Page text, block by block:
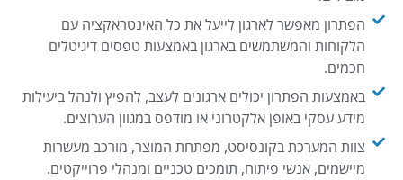
הפתרון מאפשר לארגון לייעל את כל האינטראקציה עם
הלקוחות והמשתמשים בארגון באמצעות טפסים דיגיטלים
חכמים.
באמצעות הפתרון יכולים ארגונים לעצב, להפיץ ולנהל ביעילות
מידע עסקי באופן אלקטרוני או מודפס במגוון הערוצים.
צוות המערכת בקונסיסט, מפתחת המוצר, מורכב מעשרות
מיישמים, אנשי פיתוח, תומכים טכניים ומנהלי פרוייקטים.